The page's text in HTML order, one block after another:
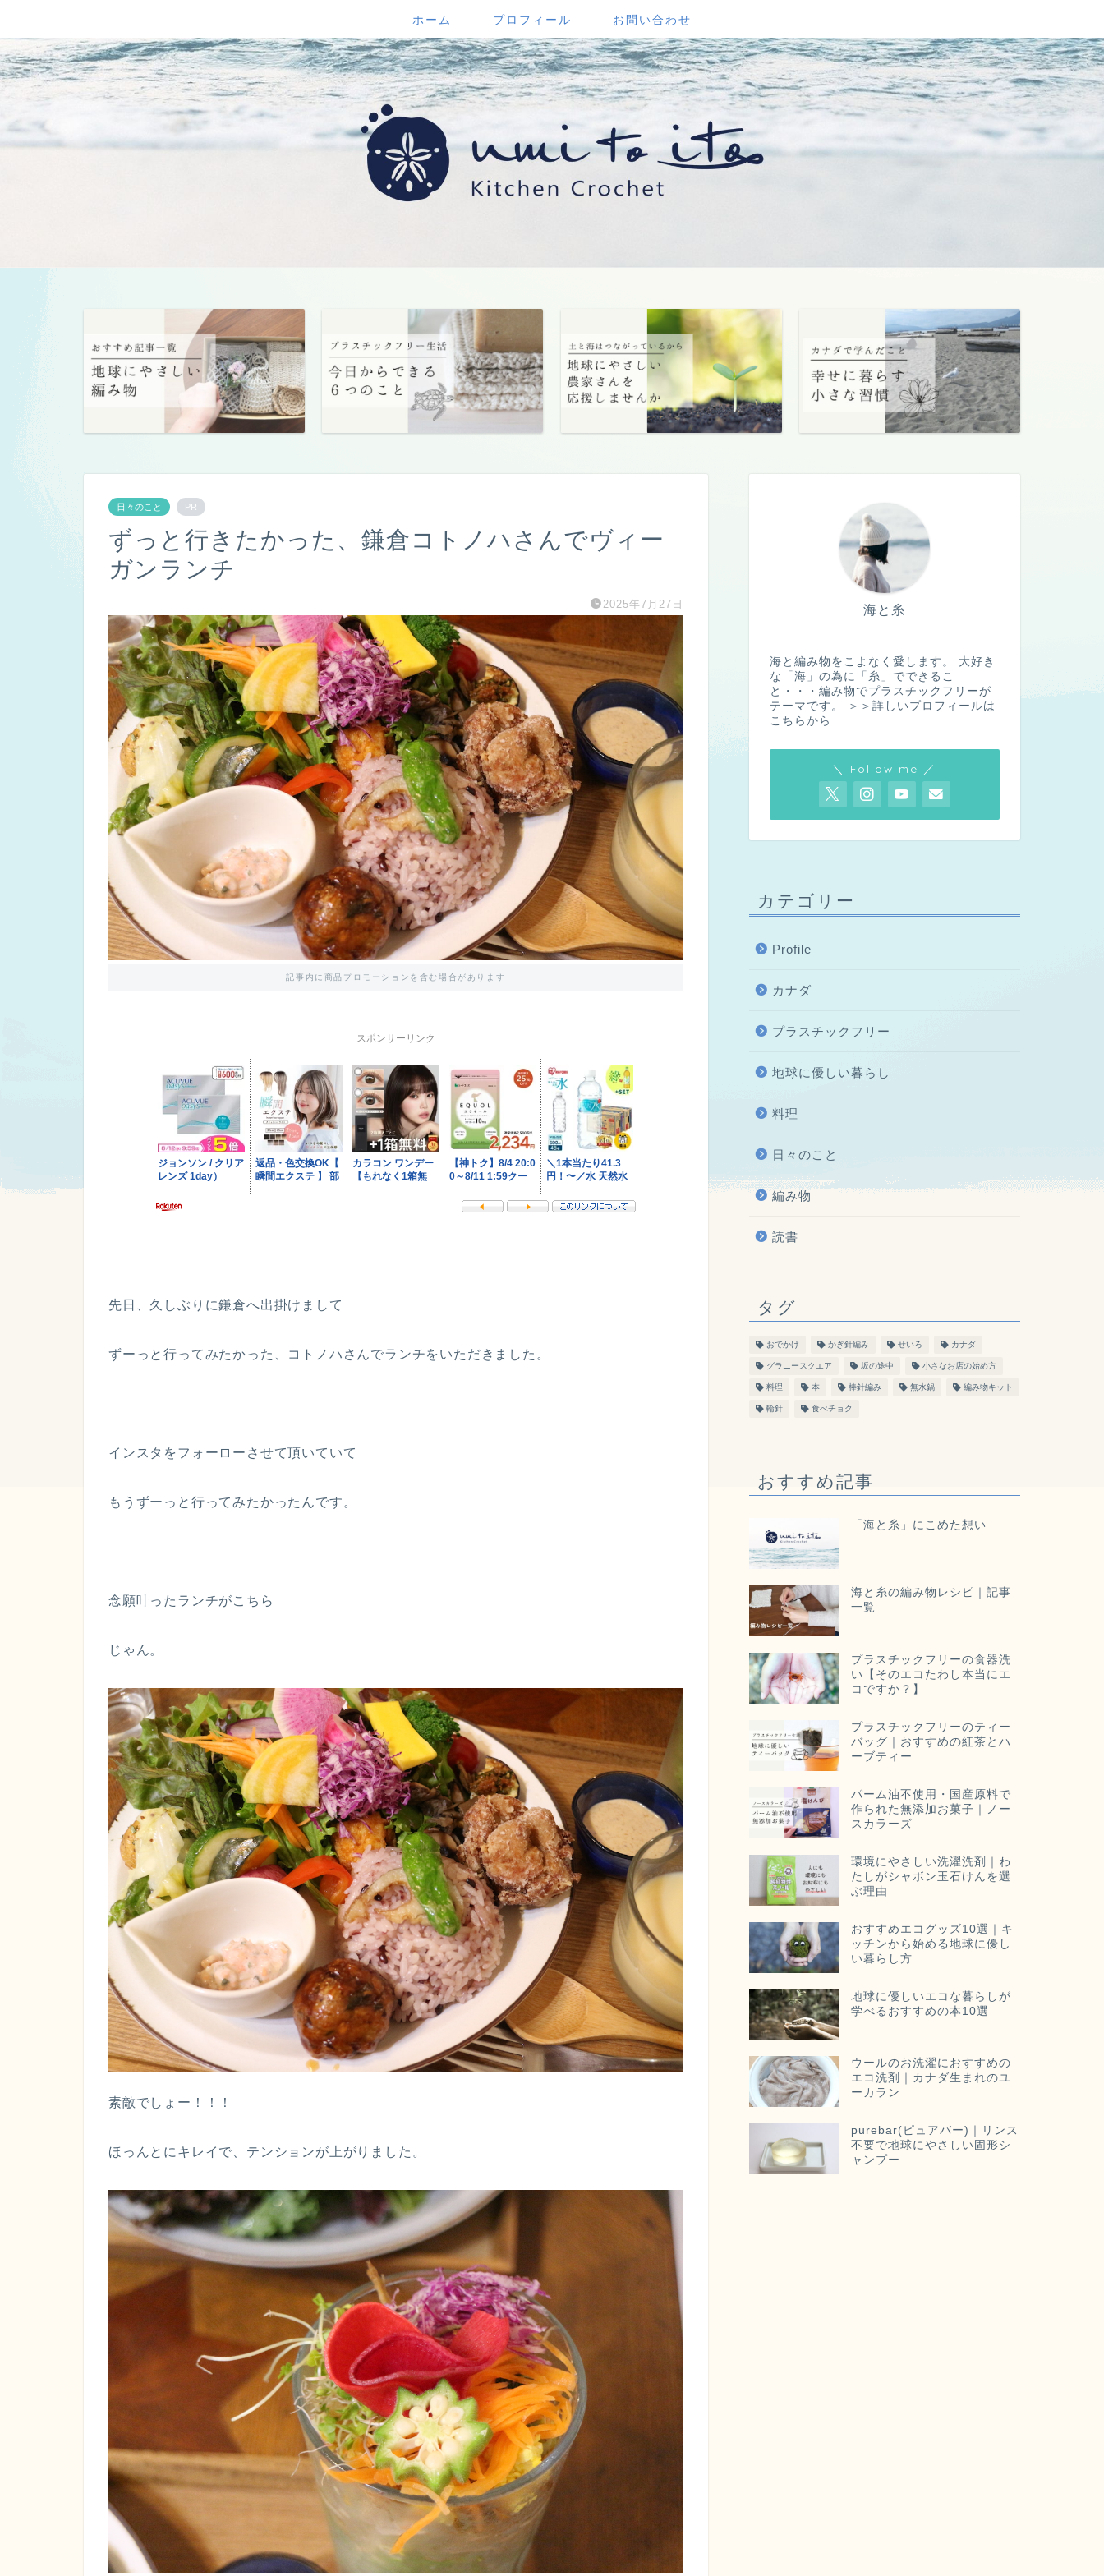
ホーム プロフィール お問い合わせ
日々のこと PR
ずっと行きたかった、鎌倉コトノハさんでヴィー
ガンランチ
2025年7月27日
記事内に商品プロモーションを含む場合があります
スポンサーリンク
先日、久しぶりに鎌倉へ出掛けまして
ずーっと行ってみたかった、コトノハさんでランチをいただきました。
インスタをフォーローさせて頂いていて
もうずーっと行ってみたかったんです。
念願叶ったランチがこちら
じゃん。
素敵でしょー！！！
ほっんとにキレイで、テンションが上がりました。
海と糸
海と編み物をこよなく愛します。 大好き
な「海」の為に「糸」でできるこ
と・・・編み物でプラスチックフリーが
テーマです。
＞＞詳しいプロフィールは
こちらから
＼ Follow me ／
カテゴリー
Profile
カナダ
プラスチックフリー
地球に優しい暮らし
料理
日々のこと
編み物
読書
タグ
おでかけ かぎ針編み せいろ カナダ
グラニースクエア 坂の途中 小さなお店の始め方
料理 本 棒針編み 無水鍋 編み物キット
輪針 食べチョク
おすすめ記事
「海と糸」にこめた想い
海と糸の編み物レシピ｜記事
一覧
プラスチックフリーの食器洗
い【そのエコたわし本当にエ
コですか？】
プラスチックフリーのティー
バッグ｜おすすめの紅茶とハ
ーブティー
パーム油不使用・国産原料で
作られた無添加お菓子｜ノー
スカラーズ
環境にやさしい洗濯洗剤｜わ
たしがシャボン玉石けんを選
ぶ理由
おすすめエコグッズ10選｜キ
ッチンから始める地球に優し
い暮らし方
地球に優しいエコな暮らしが
学べるおすすめの本10選
ウールのお洗濯におすすめの
エコ洗剤｜カナダ生まれのユ
ーカラン
purebar(ピュアバー)｜リンス
不要で地球にやさしい固形シ
ャンプー